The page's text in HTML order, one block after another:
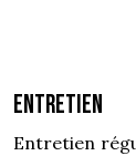
Entretien
Entretien